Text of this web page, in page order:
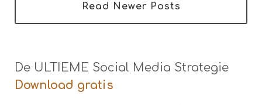
Read Newer Posts
De ULTIEME Social Media Strategie
Download gratis